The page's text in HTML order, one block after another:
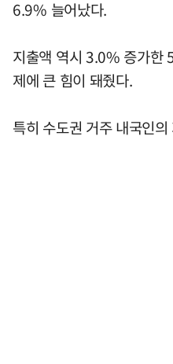
6.9% 늘어났다.
지출액 역시 3.0% 증가한
제에 큰 힘이 돼줬다.
특히 수도권 거주 내국인